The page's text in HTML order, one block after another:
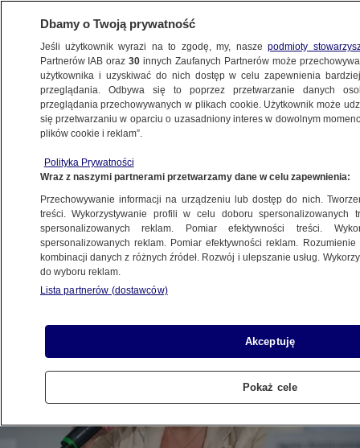
POLSKA
udziału w Eurowizji, jeśli będzie tam Izrael
20.09.2025, 12:12
Posłuchaj artykułu
Czyta lektor AI
Dbamy o Twoją prywatność
Jeśli użytkownik wyrazi na to zgodę, my, naszepodmioty
Partnerów IAB oraz30 innych Zaufanych Partnerów może
użytkownika i uzyskiwać do nich dostęp w celu zapewnienia
przeglądania. Odbywa się to poprzez przetwarzanie danych
przeglądania przechowywanych w plikach cookie. Użytkownik może
się przetwarzaniu w oparciu o uzasadniony interes w dowolnym
plików cookie i reklam”.
Polityka Prywatności
Wraz z naszymi partnerami przetwarzamy dane w celu zapewnienia:
Przechowywanie informacji na urządzeniu lub dostęp do nich.
treści. Wykorzystywanie profili w celu doboru spersonalizowanych
spersonalizowanych reklam. Pomiar efektywności treści.
spersonalizowanych reklam. Pomiar efektywności reklam.
kombinacji danych z różnych źródeł. Rozwój i ulepszanie usług.
do wyboru reklam.
Lista partnerów (dostawców)
Akceptuję
Pokaż cele